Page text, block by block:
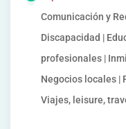
Comunicación y
Discapacidad |
profesionales |
Negocios locales |
Viajes, leisure,